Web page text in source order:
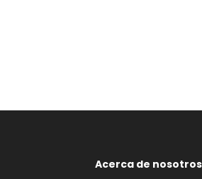
Acerca de nosotros